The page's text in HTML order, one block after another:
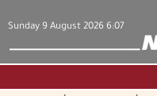
Sunday 9 August 2026 6:07